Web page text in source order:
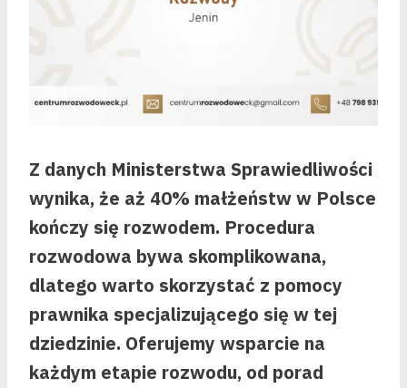
Z danych Ministerstwa Sprawiedliwości
wynika, że aż 40% małżeństw w Polsce
kończy się rozwodem. Procedura
rozwodowa bywa skomplikowana,
dlatego warto skorzystać z pomocy
prawnika specjalizującego się w tej
dziedzinie. Oferujemy wsparcie na
każdym etapie rozwodu, od porad